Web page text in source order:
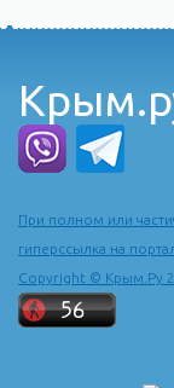
При полном или
гиперссылка на
Copyright © Крым.Ру